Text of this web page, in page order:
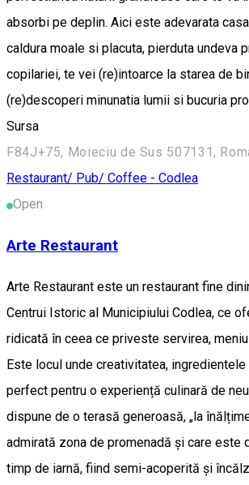
absorbi pe deplin. Aici este adevarata
caldura moale si placuta, pierduta undeva
copilariei, te vei (re)intoarce la starea de
(re)descoperi minunatia lumii si bucuria
Sursa
F84J+75, Moieciu de Sus 507131,
Restaurant/ Pub/ Coffee - Codlea
Open
Arte Restaurant
Arte Restaurant este un restaurant fine
Centrui Istoric al Municipiului Codlea, ce
ridicată în ceea ce priveste servirea,
Este locul unde creativitatea,
perfect pentru o experiență culinară de
dispune de o terasă generoasă, „la
admirată zona de promenadă și care este
timp de iarnă, fiind semi-acoperită și